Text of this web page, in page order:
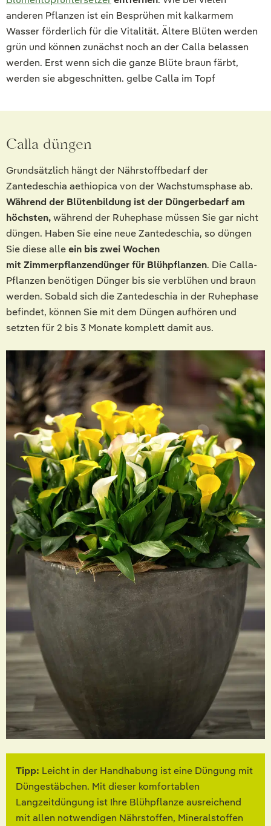
anderen Pflanzen ist ein Besprühen mit kalkarmem
Wasser förderlich für die Vitalität. Ältere Blüten werden
grün und können zunächst noch an der Calla belassen
werden. Erst wenn sich die ganze Blüte braun färbt,
werden sie abgeschnitten. gelbe Calla im Topf
Calla düngen
Grundsätzlich hängt der Nährstoffbedarf der
Zantedeschia aethiopica von der Wachstumsphase ab.
Während der Blütenbildung ist der Düngerbedarf am
höchsten,während der Ruhephase müssen Sie gar nicht
düngen. Haben Sie eine neue Zantedeschia, so düngen
Sie diese alleein bis zwei Wochen
mit Zimmerpflanzendünger für Blühpflanzen. Die Calla-
Pflanzen benötigen Dünger bis sie verblühen und braun
werden. Sobald sich die Zantedeschia in der Ruhephase
befindet, können Sie mit dem Düngen aufhören und
setzten für 2 bis 3 Monate komplett damit aus.
Tipp: Leicht in der Handhabung ist eine Düngung mit
Düngestäbchen. Mit dieser komfortablen
Langzeitdüngung ist Ihre Blühpflanze ausreichend
mit allen notwendigen Nährstoffen, Mineralstoffen